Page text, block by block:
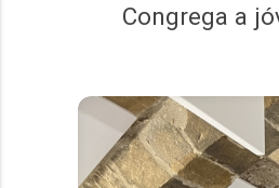
Congrega a